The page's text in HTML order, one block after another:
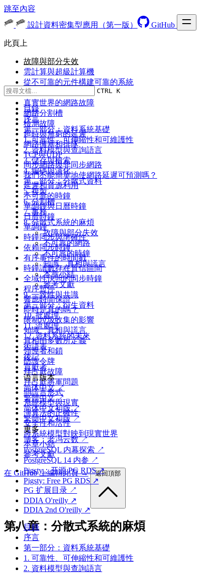
跳至內容
設計資料密集型應用（第一版）
GitHub
CTRL K
目錄
序言
第一部分：資料系統基礎
1. 可靠性、可伸縮性和可維護性
2. 資料模型與查詢語言
3. 儲存與檢索
4. 編碼與演化
第二部分：分散式資料
5. 複製
6. 分割槽
7. 事務
8. 分散式系統的麻煩
故障與部分失效
不可靠的網路
不可靠的時鐘
知識、真相與謊言
本章小結
參考文獻
9. 一致性與共識
第三部分：衍生資料
10. 批處理
11. 流處理
12. 資料系統的未來
術語表
後記
貢獻者
语言版本
简体中文 ↗
繁體中文 ↗
简体中文初版 ↗
繁體中文初版 ↗
更多
博客：老冯云数 ↗
PostgreSQL 内幕探索 ↗
PostgreSQL 14 内参 ↗
Pigsty：开源 PG RDS ↗
Pigsty: Free PG RDS ↗
PG 扩展目录 ↗
DDIA O'reilly ↗
DDIA 2nd O'reilly ↗
目錄
序言
第一部分：資料系統基礎
1. 可靠性、可伸縮性和可維護性
2. 資料模型與查詢語言
此頁上
故障與部分失效
雲計算與超級計算機
從不可靠的元件構建可靠的系統
不可靠的網路
真實世界的網路故障
網路分割槽
檢測故障
超時與無窮的延遲
網路擁塞和排隊
TCP與UDP
同步網路與非同步網路
我們不能簡單地使網路延遲可預測嗎？
延遲和資源利用
不可靠的時鐘
單調鍾與日曆時鐘
日曆時鐘
單調鍾
時鐘同步與準確性
依賴同步時鐘
有序事件的時間戳
時鐘讀數存在置信區間
全域性快照的同步時鐘
程序暫停
響應時間保證
即時是真的嗎？
限制垃圾收集的影響
知識、真相與謊言
真相由多數所定義
領導者和鎖
防護令牌
拜占庭故障
拜占庭將軍問題
弱謊言形式
系統模型與現實
演算法的正確性
安全性和活性
將系統模型對映到現實世界
本章小結
參考文獻
在 GitHub 上編輯此頁 → 返回頂部
第八章：分散式系統的麻煩